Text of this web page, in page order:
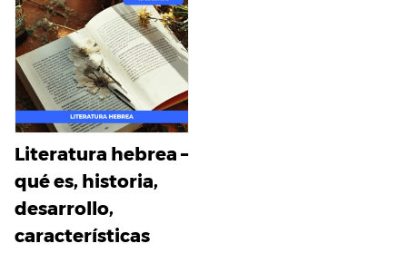
Literatura hebrea –
qué es, historia,
desarrollo,
características